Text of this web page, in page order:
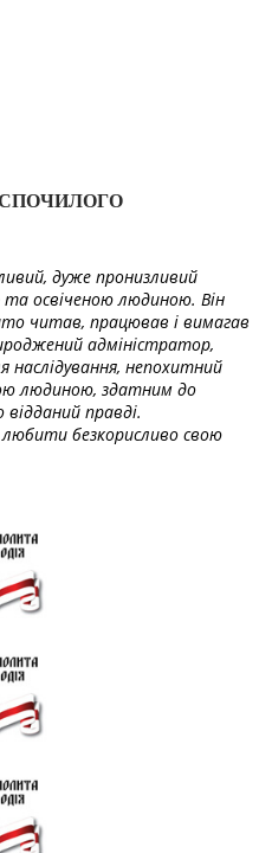
дуже пронизливий
та освіченою людиною. Він
читав, працював і вимагав
адміністратор,
непохитний
людиною, здатним до
правді.
безкорисливо свою